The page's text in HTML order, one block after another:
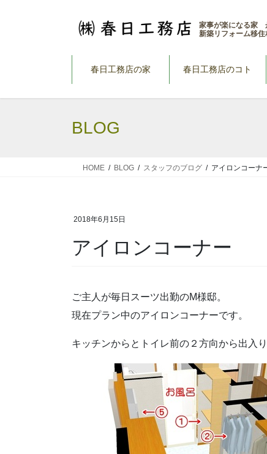
家事が楽になる家
新築リフォーム移住
春日工務店の家 春日工務店のコト
BLOG
HOME BLOG スタッフのブログ アイロンコーナ
2018年6月15日
アイロンコーナー
ご主人が毎日スーツ出勤のM様邸。
現在プラン中のアイロンコーナーです。
キッチンからとトイレ前の２方向から出入